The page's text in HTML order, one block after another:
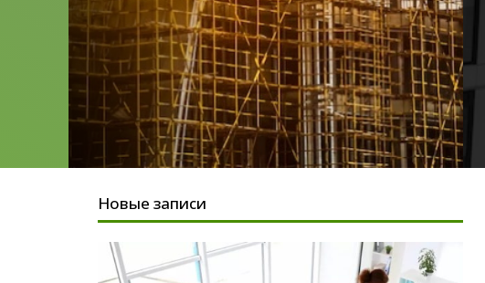
Новые записи